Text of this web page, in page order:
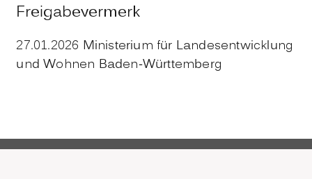
Freigabevermerk
27.01.2026 Ministerium für Landesentwicklung
und Wohnen Baden-Württemberg